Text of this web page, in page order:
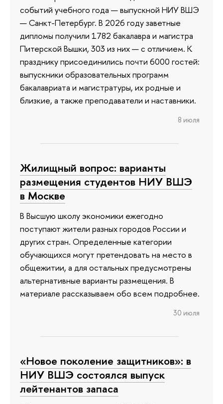
событий учебного года — выпускной НИУ ВШЭ
— Санкт-Петербург. В 2026 году заветные
дипломы получили 1782 бакалавра и магистра
Питерской Вышки, 303 из них — с отличием. К
празднику присоединились почти 6000 гостей:
выпускники образовательных программ
бакалавриата и магистратуры, их родные и
близкие, а также преподаватели и наставники.
8 июля
Жилищный вопрос: варианты
размещения студентов НИУ ВШЭ
в Москве
В Высшую школу экономики ежегодно
поступают жители разных городов России и
других стран. Определенные категории
обучающихся могут претендовать на место в
общежитии, а для остальных предусмотрены
альтернативные варианты размещения. В
материале рассказываем обо всем подробнее.
30 июля
«Новое поколение защитников»: в
НИУ ВШЭ состоялся выпуск
лейтенантов запаса